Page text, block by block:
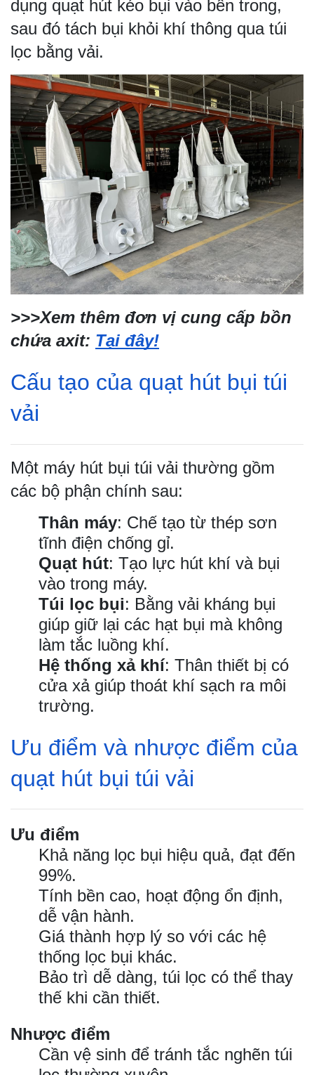
dụng quạt hút kéo bụi vào bên trong,
sau đó tách bụi khỏi khí thông qua túi
lọc bằng vải.
>>>Xem thêm đơn vị cung cấp bồn
chứa axit: Tại đây!
Cấu tạo của quạt hút bụi túi
vải
Một máy hút bụi túi vải thường gồm
các bộ phận chính sau:
Thân máy: Chế tạo từ thép sơn
tĩnh điện chống gỉ.
Quạt hút: Tạo lực hút khí và bụi
vào trong máy.
Túi lọc bụi: Bằng vải kháng bụi
giúp giữ lại các hạt bụi mà không
làm tắc luồng khí.
Hệ thống xả khí: Thân thiết bị có
cửa xả giúp thoát khí sạch ra môi
trường.
Ưu điểm và nhược điểm của
quạt hút bụi túi vải
Ưu điểm
Khả năng lọc bụi hiệu quả, đạt đến
99%.
Tính bền cao, hoạt động ổn định,
dễ vận hành.
Giá thành hợp lý so với các hệ
thống lọc bụi khác.
Bảo trì dễ dàng, túi lọc có thể thay
thế khi cần thiết.
Nhược điểm
Cần vệ sinh để tránh tắc nghẽn túi